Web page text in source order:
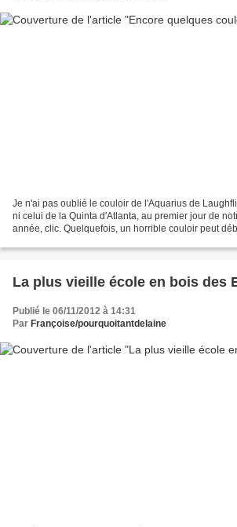
Je n'ai pas oublié le couloir de l'Aquarius de
ni celui de la Quinta d'Atlanta, au premier jour de
année, clic. Quelquefois, un horrible couloir peut
La plus vieille école en bois des
Publié le 06/11/2012 à 14:31
Par Françoise/pourquoitantdelaine